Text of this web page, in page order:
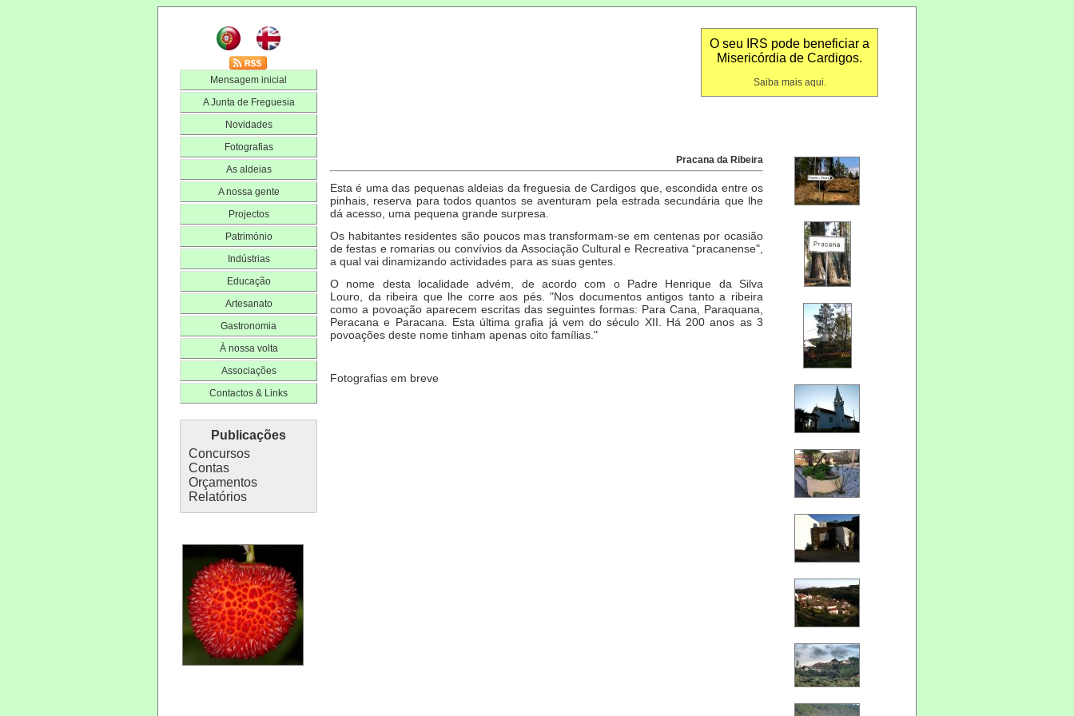
Mensagem inicial
A Junta de Freguesia
Novidades
Fotografias
As aldeias
A nossa gente
Projectos
Património
Indústrias
Educação
Artesanato
Gastronomia
À nossa volta
Associações
Contactos & Links
Publicações
Concursos
Contas
Orçamentos
Relatórios
O seu IRS pode beneficiar a
Misericórdia de Cardigos.
Saiba mais aqui.
Pracana da Ribeira
Esta é uma das pequenas aldeias da freguesia de Cardigos que, escondida entre os
pinhais, reserva para todos quantos se aventuram pela estrada secundária que lhe
dá acesso, uma pequena grande surpresa.
Os habitantes residentes são poucos mas transformam-se em centenas por ocasião
de festas e romarias ou convívios da Associação Cultural e Recreativa “pracanense",
a qual vai dinamizando actividades para as suas gentes.
O nome desta localidade advém, de acordo com o Padre Henrique da Silva
Louro, da ribeira que lhe corre aos pés. "Nos documentos antigos tanto a ribeira
como a povoação aparecem escritas das seguintes formas: Para Cana, Paraquana,
Peracana e Paracana. Esta última grafia já vem do século XII. Há 200 anos as 3
povoações deste nome tinham apenas oito famílias."
Fotografias em breve